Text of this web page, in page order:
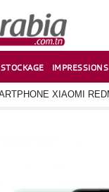
STOCKAGE IMPRESSIONS
XIAOMI